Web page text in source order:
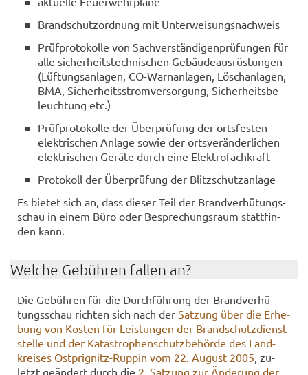
Brand­schutz­ord­nung mit Un­ter­wei­sungs­nach­weis
Prüf­pro­to­kol­le von Sach­ver­stän­di­gen­prü­fun­gen für
alle si­cher­heits­tech­ni­schen Ge­bäu­de­aus­rüs­tun­gen
(Lüf­tungs­an­la­gen, CO-​Warnanlagen, Lösch­an­la­gen,
BMA, Si­cher­heits­strom­ver­sor­gung, Si­cher­heits­be­
leuch­tung etc.)
Prüf­pro­to­kol­le der Über­prü­fung der orts­fes­ten
elek­tri­schen An­la­ge sowie der orts­ver­än­der­li­chen
elek­tri­schen Ge­rä­te durch eine Elek­tro­fach­kraft
Pro­to­koll der Über­prü­fung der Blitz­schutz­an­la­ge
Es bie­tet sich an, dass die­ser Teil der Brand­ver­hü­tungs­
schau in einem Büro oder Be­spre­chungs­raum statt­fin­
den kann.
Wel­che Ge­büh­ren fal­len an?
Die Ge­büh­ren für die Durch­füh­rung der Brand­ver­hü­
tungs­schau rich­ten sich nach der Sat­zung über die Er­he­
bung von Kos­ten für Leis­tun­gen der Brand­schutz­dienst­
stel­le und der Ka­ta­stro­phen­schutz­be­hör­de des Land­
krei­ses Ostprignitz-​Ruppin vom 22. Au­gust 2005, zu­
letzt ge­än­dert durch die 2. Sat­zung zur Än­de­rung der